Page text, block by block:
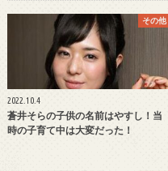
その他
2022.10.4
蒼井そらの子供の名前はやすし！当
時の子育て中は大変だった！